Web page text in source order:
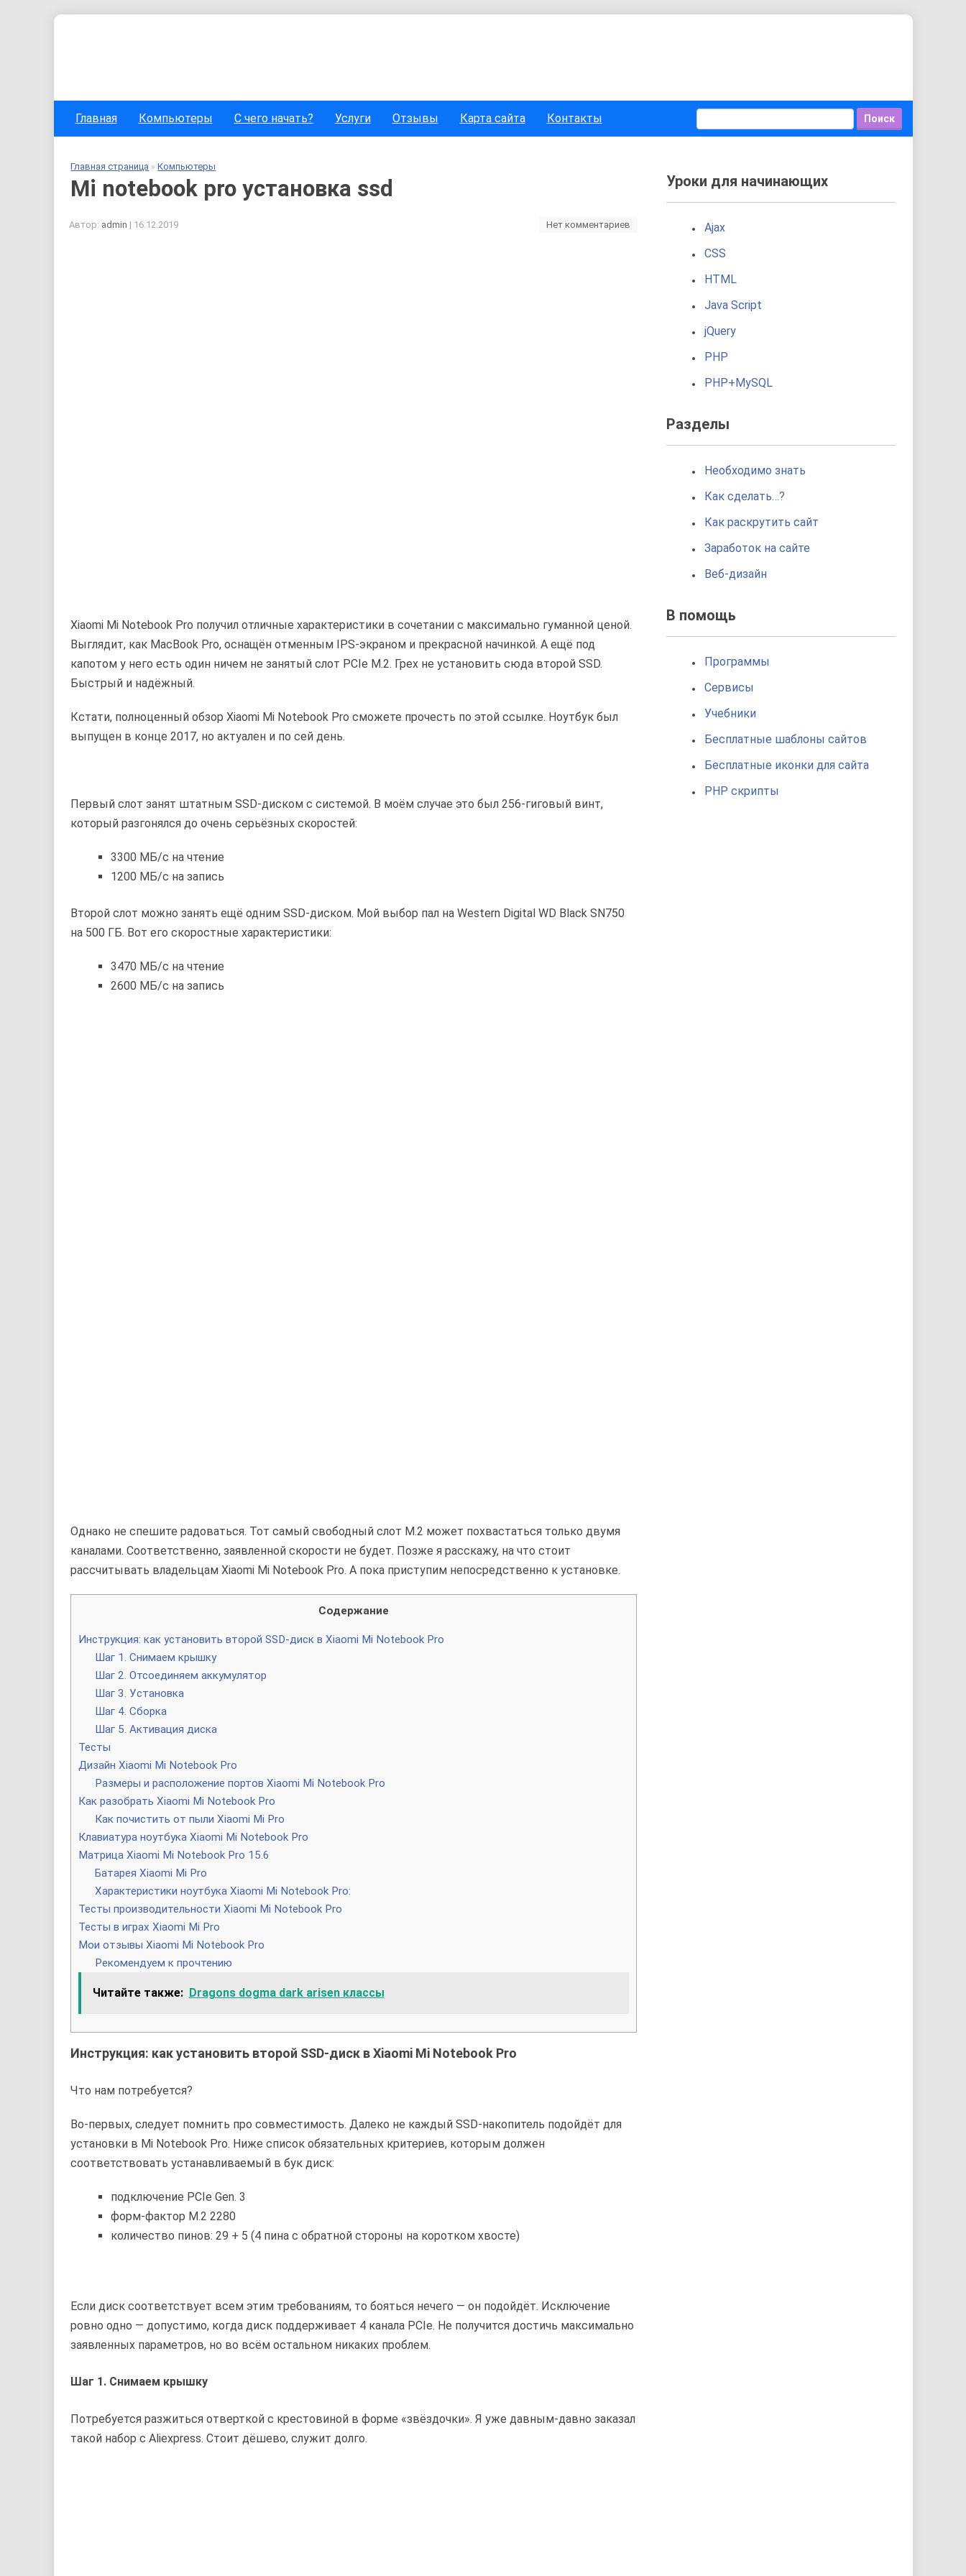
Главная Компьютеры С чего начать? Услуги Отзывы Карта сайта Контакты
Главная страница »Компьютеры
Mi notebook pro установка ssd
Автор: admin | 16.12.2019 Нет комментариев
Xiaomi Mi Notebook Pro получил отличные характеристики в сочетании с максимально гуманной ценой.
Выглядит, как MacBook Pro, оснащён отменным IPS-экраном и прекрасной начинкой. А ещё под
капотом у него есть один ничем не занятый слот PCIe M.2. Грех не установить сюда второй SSD.
Быстрый и надёжный.
Кстати, полноценный обзор Xiaomi Mi Notebook Pro сможете прочесть по этой ссылке. Ноутбук был
выпущен в конце 2017, но актуален и по сей день.
Первый слот занят штатным SSD-диском с системой. В моём случае это был 256-гиговый винт,
который разгонялся до очень серьёзных скоростей:
3300 МБ/с на чтение
1200 МБ/с на запись
Второй слот можно занять ещё одним SSD-диском. Мой выбор пал на Western Digital WD Black SN750
на 500 ГБ. Вот его скоростные характеристики:
3470 МБ/с на чтение
2600 МБ/с на запись
Однако не спешите радоваться. Тот самый свободный слот M.2 может похвастаться только двумя
каналами. Соответственно, заявленной скорости не будет. Позже я расскажу, на что стоит
рассчитывать владельцам Xiaomi Mi Notebook Pro. А пока приступим непосредственно к установке.
Содержание
Инструкция: как установить второй SSD-диск в Xiaomi Mi Notebook Pro
Шаг 1. Снимаем крышку
Шаг 2. Отсоединяем аккумулятор
Шаг 3. Установка
Шаг 4. Сборка
Шаг 5. Активация диска
Тесты
Дизайн Xiaomi Mi Notebook Pro
Размеры и расположение портов Xiaomi Mi Notebook Pro
Как разобрать Xiaomi Mi Notebook Pro
Как почистить от пыли Xiaomi Mi Pro
Клавиатура ноутбука Xiaomi Mi Notebook Pro
Матрица Xiaomi Mi Notebook Pro 15.6
Батарея Xiaomi Mi Pro
Характеристики ноутбука Xiaomi Mi Notebook Pro:
Тесты производительности Xiaomi Mi Notebook Pro
Тесты в играх Xiaomi Mi Pro
Мои отзывы Xiaomi Mi Notebook Pro
Рекомендуем к прочтению
Читайте также: Dragons dogma dark arisen классы
Инструкция: как установить второй SSD-диск в Xiaomi Mi Notebook Pro
Что нам потребуется?
Во-первых, следует помнить про совместимость. Далеко не каждый SSD-накопитель подойдёт для
установки в Mi Notebook Pro. Ниже список обязательных критериев, которым должен
соответствовать устанавливаемый в бук диск:
подключение PCIe Gen. 3
форм-фактор M.2 2280
количество пинов: 29 + 5 (4 пина с обратной стороны на коротком хвосте)
Если диск соответствует всем этим требованиям, то бояться нечего — он подойдёт. Исключение
ровно одно — допустимо, когда диск поддерживает 4 канала PCIe. Не получится достичь максимально
заявленных параметров, но во всём остальном никаких проблем.
Шаг 1. Снимаем крышку
Потребуется разжиться отверткой с крестовиной в форме «звёздочки». Я уже давным-давно заказал
такой набор с Aliexpress. Стоит дёшево, служит долго.
Уроки для начинающих
Ajax
CSS
HTML
Java Script
jQuery
PHP
PHP+MySQL
Разделы
Необходимо знать
Как сделать…?
Как раскрутить сайт
Заработок на сайте
Веб-дизайн
В помощь
Программы
Сервисы
Учебники
Бесплатные шаблоны сайтов
Бесплатные иконки для сайта
PHP скрипты